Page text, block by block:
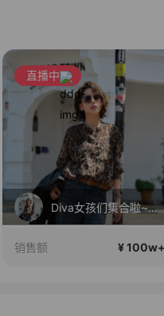
直播中
Diva女孩们集合啦~意大利料特产来啦！
销售额 ¥ 100w+